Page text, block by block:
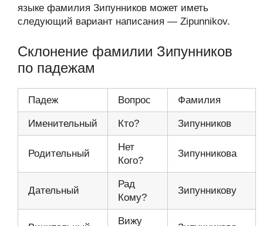
языке фамилия Зипунников может иметь
следующий вариант написания — Zipunnikov.
Склонение фамилии Зипунников
по падежам
Падеж Вопрос Фамилия
Именительный Кто? Зипунников
Родительный
Нет
Кого?
Зипунникова
Дательный
Рад
Кому?
Зипунникову
Вижу